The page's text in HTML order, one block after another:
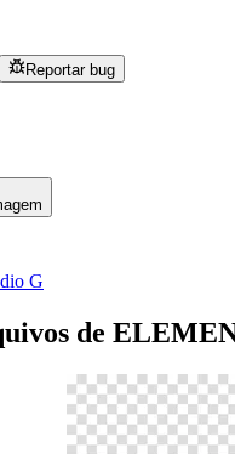
Reportar bug
G
de